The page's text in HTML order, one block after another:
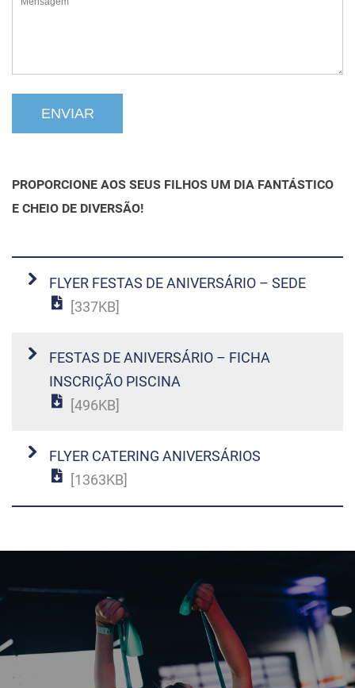
PROPORCIONE AOS SEUS FILHOS UM DIA FANTÁSTICO
E CHEIO DE DIVERSÃO!
FLYER FESTAS DE ANIVERSÁRIO – SEDE
[337KB]
FESTAS DE ANIVERSÁRIO – FICHA
INSCRIÇÃO PISCINA
[496KB]
FLYER CATERING ANIVERSÁRIOS
[1363KB]